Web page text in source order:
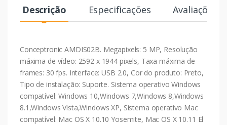
Descrição Especificações Avaliações
Conceptronic AMDIS02B. Megapixels: 5 MP, Resolução
máxima de vídeo: 2592 x 1944 pixels, Taxa máxima de
frames: 30 fps. Interface: USB 2.0, Cor do produto: Preto,
Tipo de instalação: Suporte. Sistema operativo Windows
compatível: Windows 10,Windows 7,Windows 8,Windows
8.1,Windows Vista,Windows XP, Sistema operativo Mac
compatível: Mac OS X 10.10 Yosemite, Mac OS X 10.11 El